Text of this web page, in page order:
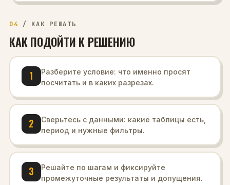
04 / КАК РЕШАТЬ
КАК ПОДОЙТИ К РЕШЕНИЮ
1
Разберите условие: что именно просят
посчитать и в каких разрезах.
2
Сверьтесь с данными: какие таблицы есть,
период и нужные фильтры.
3
Решайте по шагам и фиксируйте
промежуточные результаты и допущения.